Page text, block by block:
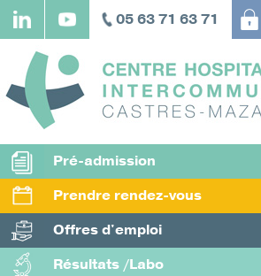
Aller
principal
05 63 71 63 71
Pré-admission
Prendre rendez-vous
Offres d'emploi
Résultats /Labo